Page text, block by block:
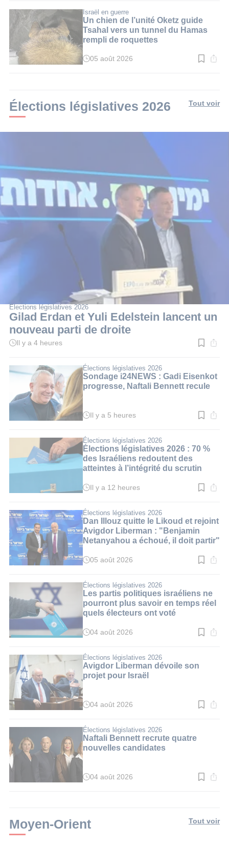
:
3
min.
Israël en guerre
Un chien de l’unité Oketz guide
Tsahal vers un tunnel du Hamas
rempli de roquettes
Temps
05 août 2026
Élections législatives 2026 Tout voir
Élections législatives 2026
Gilad Erdan et Yuli Edelstein lancent un
nouveau parti de droite
Temps
:
3
Il y a 4 heures
Élections législatives 2026
Sondage i24NEWS : Gadi Eisenkot
progresse, Naftali Bennett recule
Temps
:
4
min.
Il y a 5 heures
Élections législatives 2026
Élections législatives 2026 : 70 %
des Israéliens redoutent des
atteintes à l’intégrité du scrutin
Temps
:
3
min.
Il y a 12 heures
Élections législatives 2026
Dan Illouz quitte le Likoud et rejoint
Avigdor Liberman : "Benjamin
Netanyahou a échoué, il doit partir"
Temps
:
3
min.
05 août 2026
Élections législatives 2026
Les partis politiques israéliens ne
pourront plus savoir en temps réel
quels électeurs ont voté
Temps
:
3
min.
04 août 2026
Élections législatives 2026
Avigdor Liberman dévoile son
projet pour Israël
Temps
:
3
min.
04 août 2026
Élections législatives 2026
Naftali Bennett recrute quatre
nouvelles candidates
Temps
04 août 2026
Moyen-Orient Tout voir